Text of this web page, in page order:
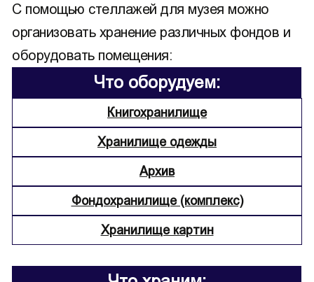
С помощью стеллажей для музея можно
организовать хранение различных фондов и
оборудовать помещения:
Что оборудуем:
Книгохранилище
Хранилище одежды
Архив
Фондохранилище (комплекс)
Хранилище картин